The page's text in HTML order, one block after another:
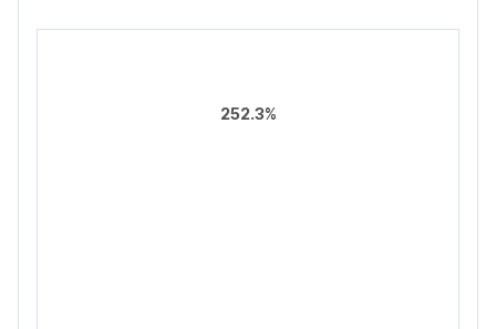
252.3%